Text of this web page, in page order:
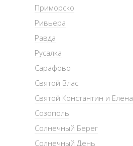
Приморско
Ривьера
Равда
Русалка
Сарафово
Святой Влас
Святой Константин и Елена
Созополь
Солнечный Берег
Солнечный День